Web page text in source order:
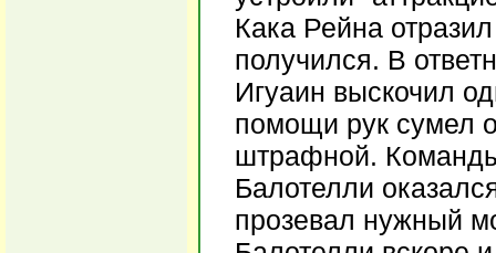
Кака Рейна
получился. В
Игуаин выскочил
помощи рук сумел
штрафной.
Балотелли
прозевал нужный